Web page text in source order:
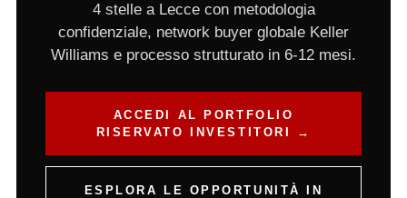
4 stelle a Lecce con metodologia
confidenziale, network buyer globale Keller
Williams e processo strutturato in 6-12 mesi.
ACCEDI AL PORTFOLIO
RISERVATO INVESTITORI →
ESPLORA LE OPPORTUNITÀ IN